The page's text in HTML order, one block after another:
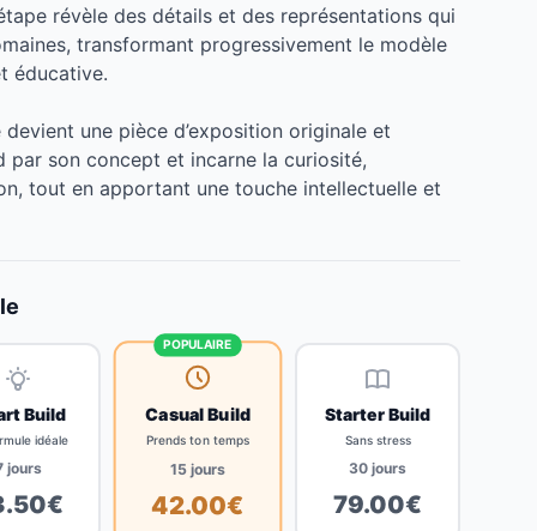
révèle des détails et des représentations qui
transformant progressivement le modèle
éducative.
une pièce d’exposition originale et
par son concept et incarne la curiosité,
tout en apportant une touche intellectuelle et
Build
idéale
jours
€
POPULAIRE
Casual Build
Prends ton temps
15jours
42.00€
Starter Build
Sans stress
30 jours
79.00€